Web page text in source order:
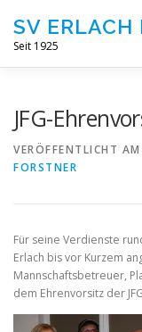
Inhalt
springen
SV ERLACH
Seit 1925
FITNESS
JFG-
VERÖFFENTLICHT AM
FORSTNER
Für seine Verdienste
Erlach bis vor Kurzem
Mannschaftsbetreuer,
dem Ehrenvorsitz der